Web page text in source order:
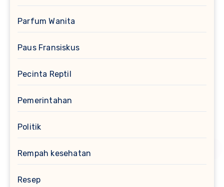
Parfum Wanita
Paus Fransiskus
Pecinta Reptil
Pemerintahan
Politik
Rempah kesehatan
Resep